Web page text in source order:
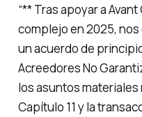
“** Tras apoyar a
complejo en 2025,
un acuerdo de
Acreedores No
los asuntos
Capítulo 11 y la